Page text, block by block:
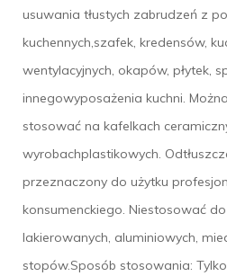
usuwania tłustych zabrudzeń z
kuchennych,szafek, kredensów,
wentylacyjnych, okapów, płytek,
innegowyposażenia kuchni.
stosować na kafelkach
wyrobachplastikowych.
przeznaczony do użytku
konsumenckiego. Niestosować
lakierowanych, aluminiowych,
stopów.Sposób stosowania: